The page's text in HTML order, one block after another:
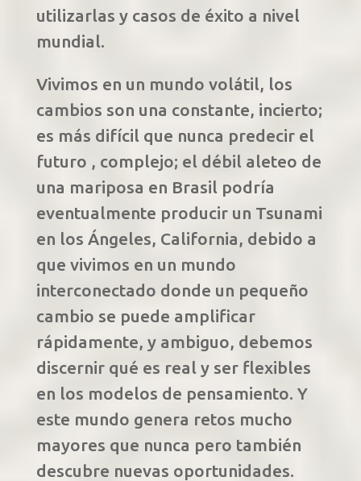
utilizarlas y casos de éxito a nivel
mundial.
Vivimos en un mundo volátil, los
cambios son una constante, incierto;
es más difícil que nunca predecir el
futuro , complejo; el débil aleteo de
una mariposa en Brasil podría
eventualmente producir un Tsunami
en los Ángeles, California, debido a
que vivimos en un mundo
interconectado donde un pequeño
cambio se puede amplificar
rápidamente, y ambiguo, debemos
discernir qué es real y ser flexibles
en los modelos de pensamiento. Y
este mundo genera retos mucho
mayores que nunca pero también
descubre nuevas oportunidades.